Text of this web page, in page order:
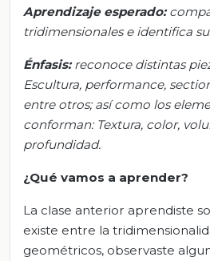
Aprendizaje esperado: c
tridimensionales e identifica
Énfasis: reconoce distintas
Escultura, performance,
entre otros; así como los
conforman: Textura, color,
profundidad.
¿Qué vamos a aprender?
La clase anterior aprendiste
existe entre la
geométricos, observaste